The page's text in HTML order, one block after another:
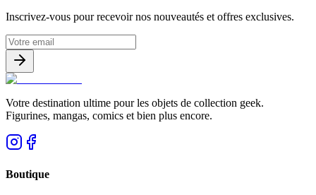
Inscrivez-vous pour recevoir nos nouveautés et offres exclusives.
Votre destination ultime pour les objets de collection geek.
Figurines, mangas, comics et bien plus encore.
Boutique